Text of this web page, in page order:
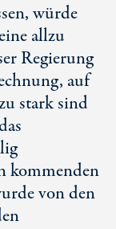
würde
allzu
Regierung
auf
stark sind
kommenden
von den